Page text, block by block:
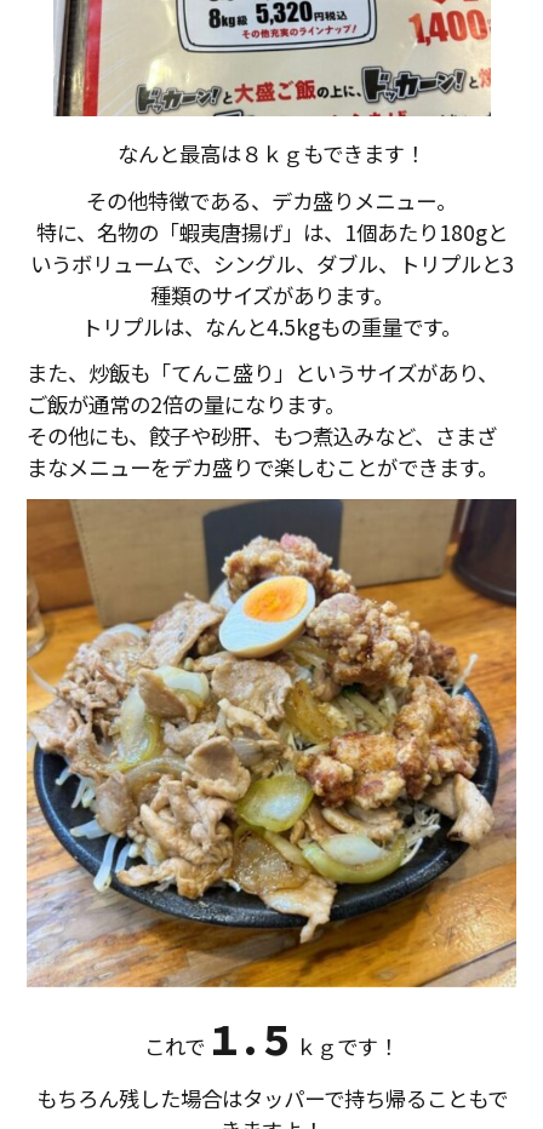
なんと最高は８ｋｇもできます！
その他特徴である、デカ盛りメニュー。
特に、名物の「蝦夷唐揚げ」は、 1個あたり180gと
いうボリュームで、シングル、ダブル、
トリプルと3
種類のサイズがあります。
トリプルは、なんと4.5kgもの重量です。
また、炒飯も「てんこ盛り」というサイズがあり、
ご飯が通常の2倍の量になります。
その他にも、餃子や砂肝、もつ煮込みなど、 さまざ
まなメニューをデカ盛りで楽しむことができます。
これで １.５ ｋｇです！
もちろん残した場合はタッパーで持ち帰ることもで